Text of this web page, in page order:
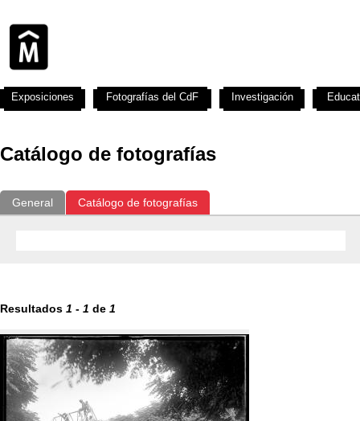
Catálogo de fotografías
General Catálogo de fotografías
Resultados 1 - 1 de 1
Exposiciones Fotografías del CdF Investigación